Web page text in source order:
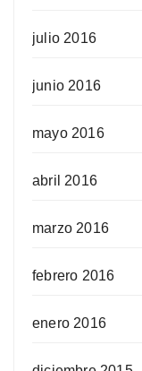
julio 2016
junio 2016
mayo 2016
abril 2016
marzo 2016
febrero 2016
enero 2016